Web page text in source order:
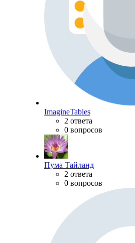
ImagineTables
2 ответа
0 вопросов
Пума Тайланд
2 ответа
0 вопросов